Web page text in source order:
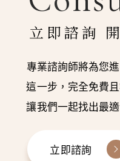
立即諮詢
專業諮詢師將為您
這一步，完全免費
讓我們一起找出最
立即諮詢